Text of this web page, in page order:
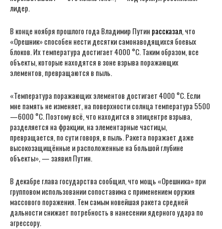
лидер.
В конце ноября прошлого года Владимир Путин рассказал, что
«Орешник» способен нести десятки самонаводящихся боевых
блоков. Их температура достигает 4000 °С. Таким образом, все
объекты, которые находятся в зоне взрыва поражающих
элементов, превращаются в пыль.
«Температура поражающих элементов достигает 4000 °С. Если
мне память не изменяет, на поверхности солнца температура 5500
—6000 °С. Поэтому всё, что находится в эпицентре взрыва,
разделяется на фракции, на элементарные частицы,
превращается, по сути говоря, в пыль. Ракета поражает даже
высокозащищённые и расположенные на большой глубине
объекты», — заявил Путин.
В декабре глава государства сообщил, что мощь «Орешника» при
групповом использовании сопоставима с применением оружия
массового поражения. Тем самым новейшая ракета средней
дальности снижает потребность в нанесении ядерного удара по
агрессору.